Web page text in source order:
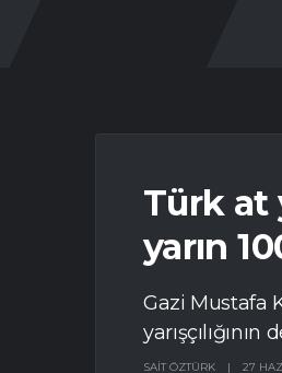
Türk at
yarın
Gazi Mustafa
SAIT ÖZTÜRK | 27